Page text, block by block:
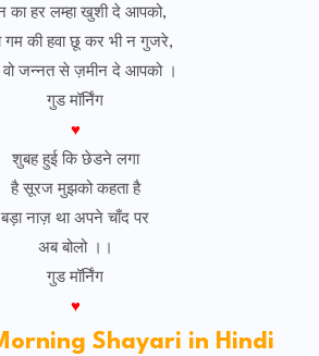
का हर लम्हा खुशी दे आपको,
गम की हवा छू कर भी न गुजरे,
जन्नत से ज़मीन दे आपको ।
गुड मॉर्निंग
♥
शुबह हुई कि छेडने लगा
है सूरज मुझको कहता है
बड़ा नाज़ था अपने चाँद पर
अब बोलो ।।
गुड मॉर्निंग
♥
Shayari in Hindi